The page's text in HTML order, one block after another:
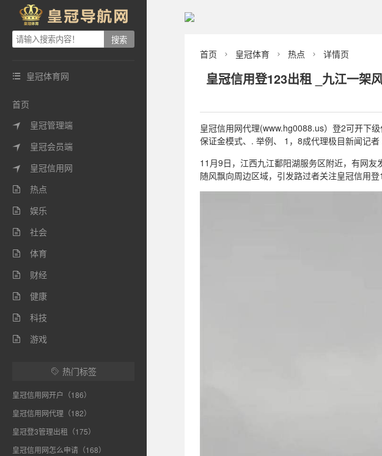
 皇冠体育网
首页
 皇冠管理端
 皇冠会员端
 皇冠信用网
 热点
 娱乐
 社会
 体育
 财经
 健康
 科技
 游戏
 热门标签
皇冠信用网开户（186）
皇冠信用网代理（182）
皇冠登3管理出租（175）
皇冠信用网怎么申请（168）
首页  皇冠体育  热点  详情页
皇冠信用登123出租 _九江一架
皇冠信用网代理(www.hg0088.us）登2可开下
保证金模式、. 举例、 1，8成代理极目新闻记
11月9日，江西九江鄱阳湖服务区附近，有网
随风飘向周边区域，引发路过者关注皇冠信用登